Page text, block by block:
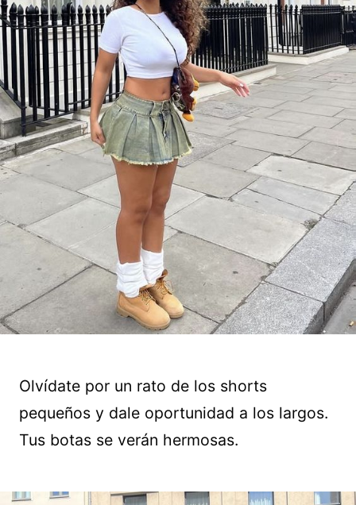
Olvídate por un rato de los shorts
pequeños y dale oportunidad a los largos.
Tus botas se verán hermosas.